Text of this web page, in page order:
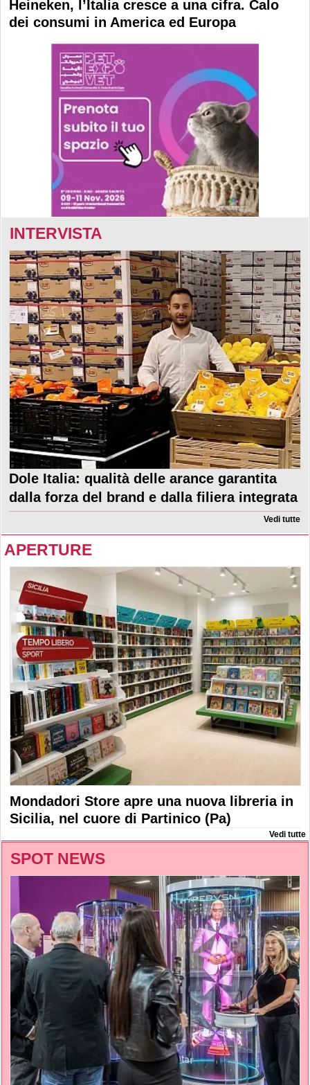
Heineken, l’Italia cresce a una cifra. Calo
dei consumi in America ed Europa
INTERVISTA
Dole Italia: qualità delle arance garantita
dalla forza del brand e dalla filiera integrata
Vedi tutte
APERTURE
Mondadori Store apre una nuova libreria in
Sicilia, nel cuore di Partinico (Pa)
Vedi tutte
SPOT NEWS